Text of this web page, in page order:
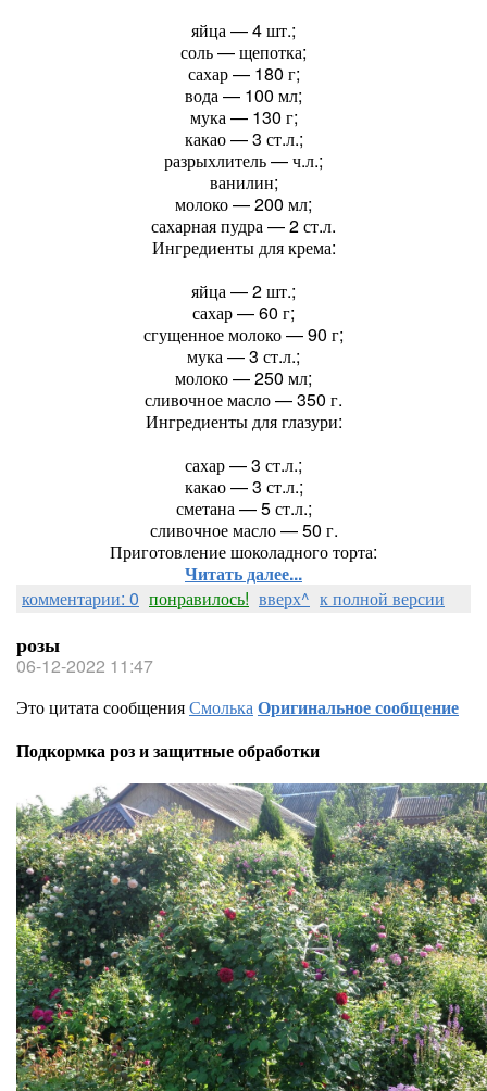
яйца — 4 шт.;
соль — щепотка;
сахар — 180 г;
вода — 100 мл;
мука — 130 г;
какао — 3 ст.л.;
разрыхлитель — ч.л.;
ванилин;
молоко — 200 мл;
сахарная пудра — 2 ст.л.
Ингредиенты для крема:
яйца — 2 шт.;
сахар — 60 г;
сгущенное молоко — 90 г;
мука — 3 ст.л.;
молоко — 250 мл;
сливочное масло — 350 г.
Ингредиенты для глазури:
сахар — 3 ст.л.;
какао — 3 ст.л.;
сметана — 5 ст.л.;
сливочное масло — 50 г.
Приготовление шоколадного торта:
Читать далее...
комментарии: 0 понравилось! вверх^ к полной версии
розы
06-12-2022 11:47
Это цитата сообщенияСмолькаОригинальное сообщение
Подкормка роз и защитные обработки